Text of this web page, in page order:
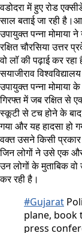
वडोदरा में हुए रोड
साल बताई जा रही
उपायुक्त पन्ना मोमाया
रक्षित चौरसिया उत्तर
वो लॉ की पढ़ाई कर
सयाजीराव
उपायुक्त पन्ना मोमाया
गिरफ्त में जब रक्षित से
स्कूटी से टच होने के
गया और यह हादसा हो
वक्त उसने किसी
जिन लोगों ने उसे एक
उन लोगों के मुताबिक
कर रही है।
#Gujarat
plane, book
press